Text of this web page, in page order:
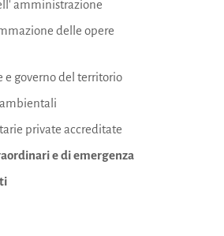
amministrazione
delle opere
e governo del territorio
private accreditate
e di emergenza